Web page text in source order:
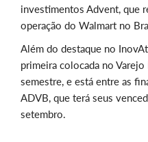
investimentos Advent, que
operação do Walmart no
Além do destaque no
primeira colocada no
semestre, e está entre as
ADVB, que terá seus
setembro.